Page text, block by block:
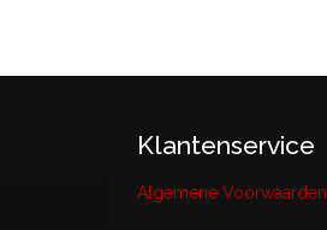
Klantenservice
Algemene Voorwaarden